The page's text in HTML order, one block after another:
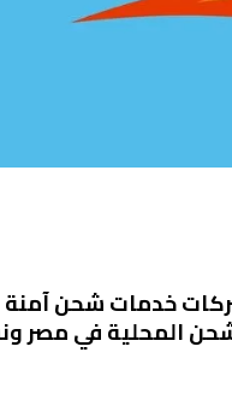
خدمات شحن آمنة
المحلية في مصر